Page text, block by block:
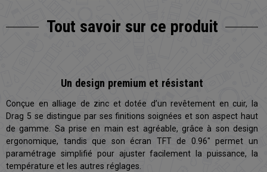
Tout savoir sur ce produit
Un design premium et résistant
Conçue en alliage de zinc et dotée d’un revêtement en cuir, la
Drag 5 se distingue par ses finitions soignées et son aspect haut
de gamme. Sa prise en main est agréable, grâce à son design
ergonomique, tandis que son écran TFT de 0.96" permet un
paramétrage simplifié pour ajuster facilement la puissance, la
température et les autres réglages.